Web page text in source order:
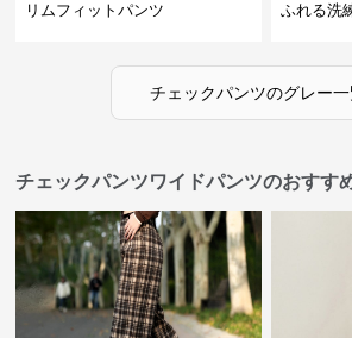
リムフィットパンツ
ふれる洗
チェックパンツのグレー
チェックパンツワイドパンツのおすす